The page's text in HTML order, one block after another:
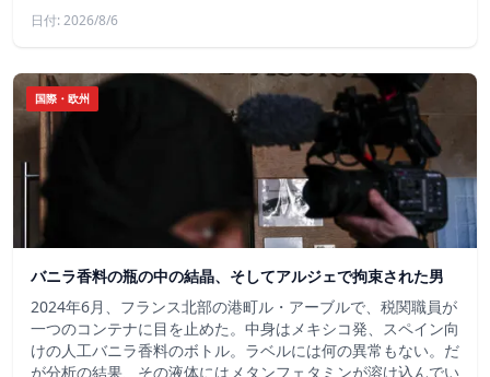
日付: 2026/8/6
国際・欧州
バニラ香料の瓶の中の結晶、そしてアルジェで拘束された男
2024年6月、フランス北部の港町ル・アーブルで、税関職員が
一つのコンテナに目を止めた。中身はメキシコ発、スペイン向
けの人工バニラ香料のボトル。ラベルには何の異常もない。だ
が分析の結果、その液体にはメタンフェタミンが溶け込んでい